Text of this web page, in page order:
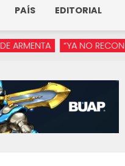
PAÍS
EDITORIAL
“YA NO RECONOZCO A MI